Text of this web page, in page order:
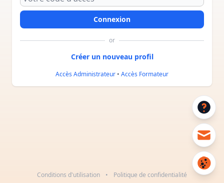
or
Accès Administrateur • Accès Formateur
Conditions d'utilisation • Politique de confidentialité